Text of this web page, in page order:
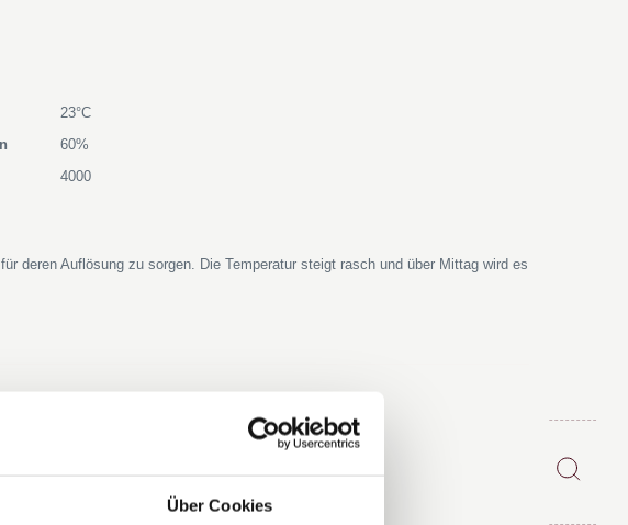
Über Cookies
23°C
60%
4000
deren Auflösung zu sorgen. Die Temperatur steigt rasch und über Mittag wird es
29°C